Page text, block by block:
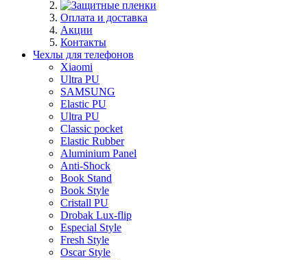
Оплата и доставка
Акции
Контакты
Чехлы для телефонов
Xiaomi
Ultra PU
SAMSUNG
Elastic PU
Ultra PU
Classic pocket
Elastic Rubber
Aluminium Panel
Anti-Shock
Book Stand
Book Style
Cristall PU
Drobak Lux-flip
Especial Style
Fresh Style
Oscar Style